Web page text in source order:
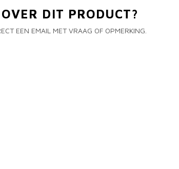
DIT PRODUCT?
EEN EMAIL MET VRAAG OF OPMERKING.